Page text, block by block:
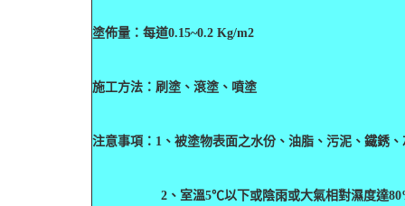
塗佈量：每道0.15~0.2 Kg/m2
施工方法：刷塗、滾塗、噴塗
注意事項： 1 、被塗物表面之水份、油脂、污泥、鐵銹
2 、室溫5℃以下或陰雨或大氣相對濕度達